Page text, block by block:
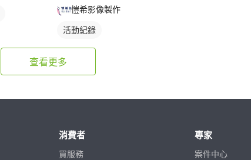
愷希影像製作
活動紀錄
查看更多
消費者
買服務
專家
案件中心